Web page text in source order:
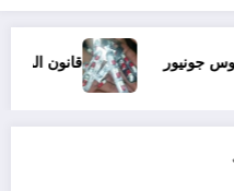
قانون المؤثرات العقلية في الجزائر